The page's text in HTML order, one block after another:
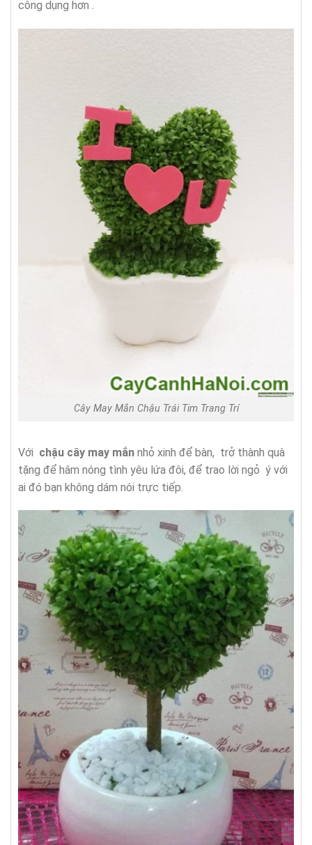
công dụng hơn .
Cây May Mắn Chậu Trái Tim Trang Trí
Với chậu cây may mắn nhỏ xinh để bàn, trở thành quà
tặng để hâm nóng tình yêu lứa đôi, để trao lời ngỏ ý với
ai đó bạn không dám nói trực tiếp.